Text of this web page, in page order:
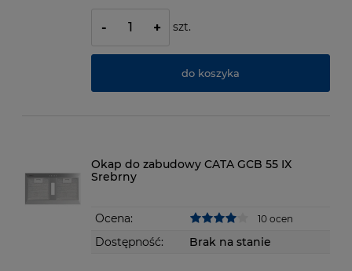
- + szt.
do koszyka
Okap do zabudowy CATA GCB 55 IX
Srebrny
Ocena: 10 ocen
Dostępność: Brak na stanie